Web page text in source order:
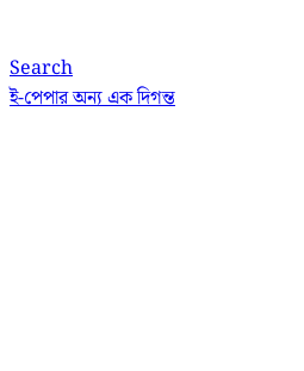
Search
ই-পেপারঅন্য এক দিগন্ত